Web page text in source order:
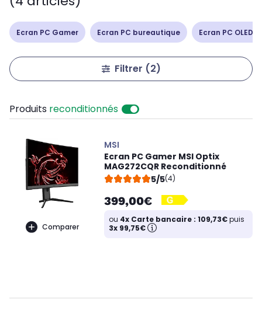
Ecran PC Gamer Ecran PC bureautique Ecran PC OLED /
Filtrer (2)
Produits reconditionnés
Comparer
MSI
Ecran PC Gamer MSI Optix
MAG272CQR Reconditionné
5/5(4)
399,00€
ou 4x Carte bancaire : 109,73€puis
3x 99,75€